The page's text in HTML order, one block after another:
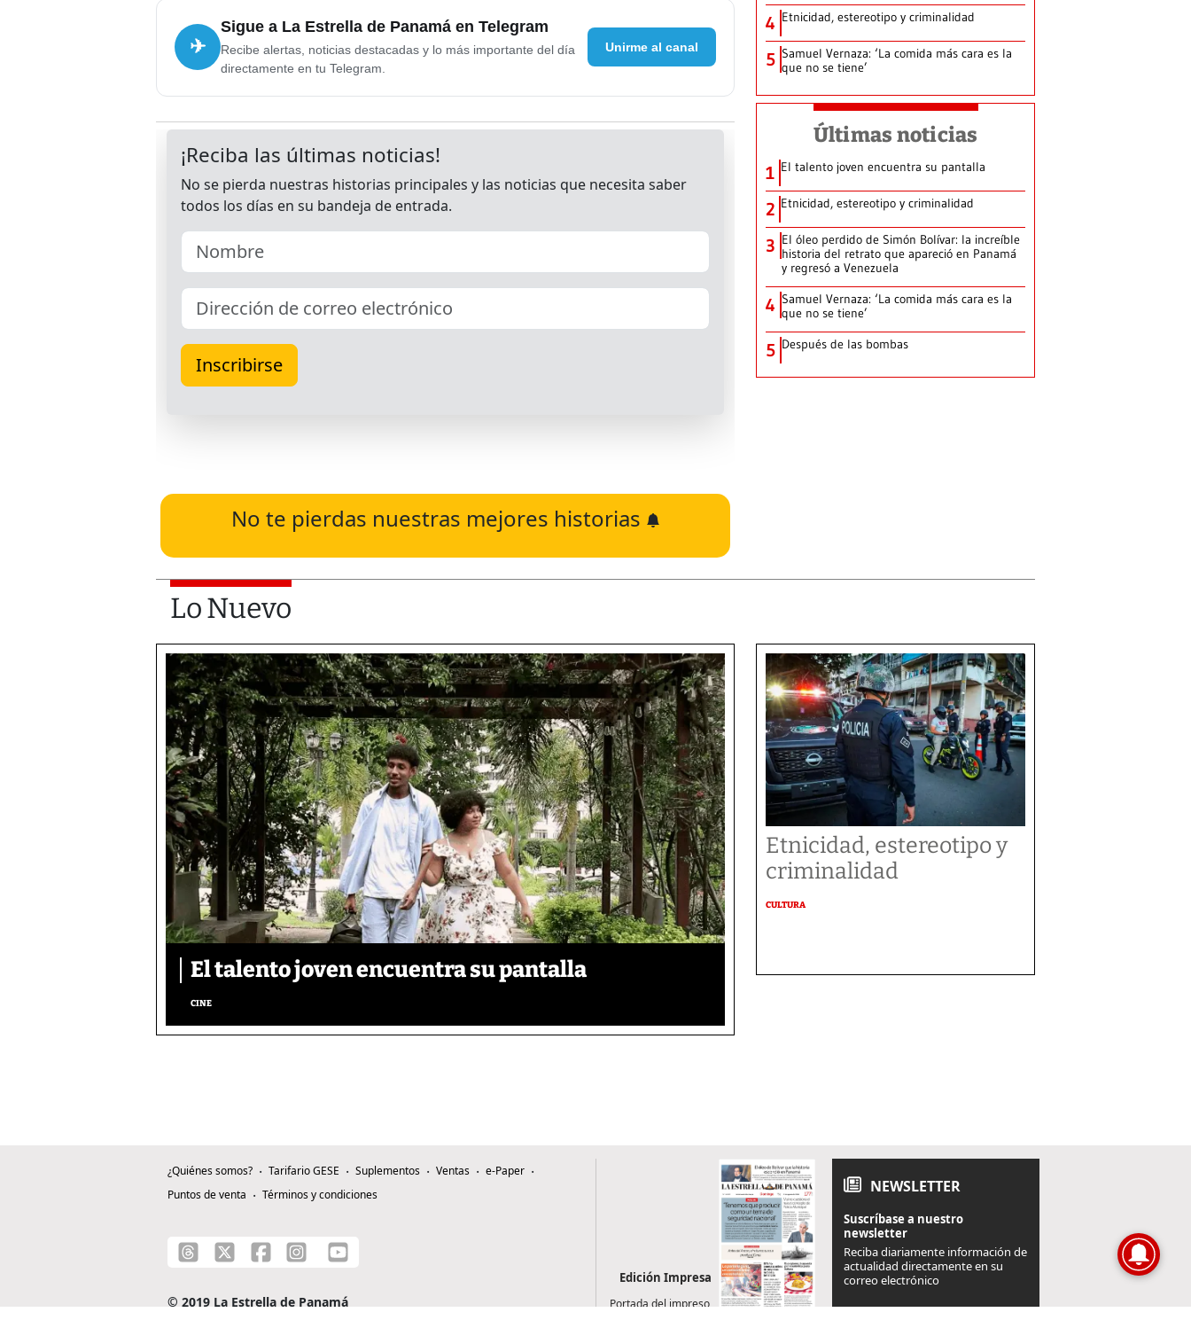
✈
Sigue a La Estrella de Panamá en Telegram
Recibe alertas, noticias destacadas y lo más importante del día
directamente en tu Telegram.
Unirme al canal
No te pierdas nuestras mejores historias
4 Etnicidad, estereotipo y criminalidad
5 Samuel Vernaza: ‘La comida más cara es la
que no se tiene’
Últimas noticias
1 El talento joven encuentra su pantalla​
2 Etnicidad, estereotipo y criminalidad
3 El óleo perdido de Simón Bolívar: la increíble
historia del retrato que apareció en Panamá
y regresó a Venezuela
4 Samuel Vernaza: ‘La comida más cara es la
que no se tiene’
5 Después de las bombas
Lo Nuevo
El talento joven encuentra su pantalla​
CINE
Etnicidad, estereotipo y
criminalidad
CULTURA
¿Quiénes somos? Tarifario GESE Suplementos Ventas
e-Paper
Puntos de venta
Términos y condiciones
© 2019 La Estrella de Panamá
Edición Impresa
Portada del impreso
NEWSLETTER
Suscríbase a nuestro
newsletter
Reciba diariamente información de
actualidad directamente en su
correo electrónico